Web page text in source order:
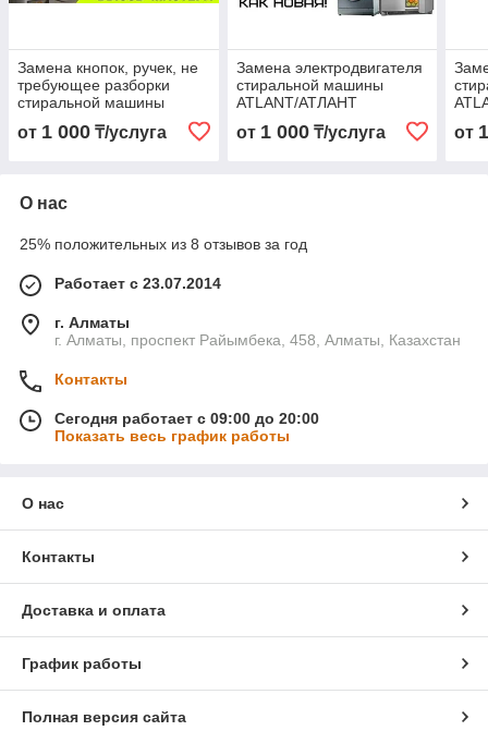
Замена кнопок, ручек, не
требующее разборки
стиральной машины
ATLANT/АТЛАНТ
от 1 000 ₸/услуга
Замена электродвигателя
стиральной машины
ATLANT/АТЛАНТ
от 1 000₸/услуга от
О нас
25% положительных из 8 отзывов за год
Работает с 23.07.2014
г. Алматы
г. Алматы, проспект Райымбека, 458, Алматы, Казахстан
Контакты
Сегодня работает с 09:00 до 20:00
Показать весь график работы
О нас
Контакты
Доставка и оплата
График работы
Полная версия сайта